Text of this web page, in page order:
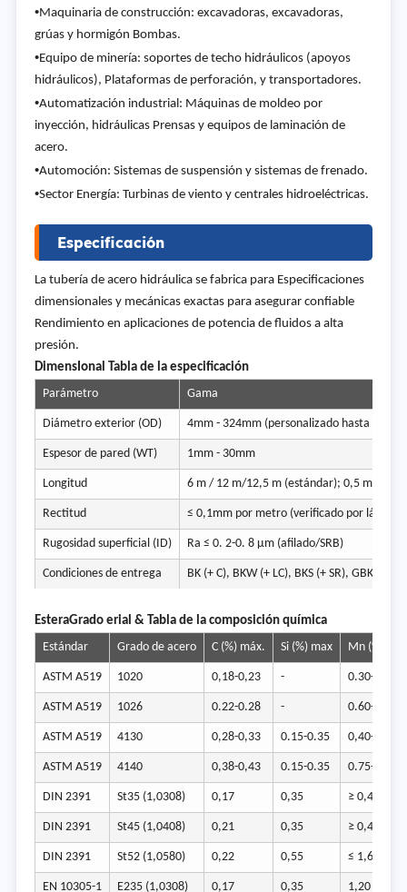
•Maquinaria de construcción: excavadoras, excavadoras,
grúas y hormigón Bombas.
•Equipo de minería: soportes de techo hidráulicos (apoyos
hidráulicos), Plataformas de perforación, y transportadores.
•Automatización industrial: Máquinas de moldeo por
inyección, hidráulicas Prensas y equipos de laminación de
acero.
•Automoción: Sistemas de suspensión y sistemas de frenado.
•Sector Energía: Turbinas de viento y centrales hidroeléctricas.
Especificación
La tubería de acero hidráulica se fabrica para Especificaciones
dimensionales y mecánicas exactas para asegurar confiable
Rendimiento en aplicaciones de potencia de fluidos a alta
presión.
DimensIonal Tabla de la especificación
Parámetro
Gama
Diámetro exterior (OD) 4mm - 324mm (personalizado hasta
Espesor de pared (WT) 1mm - 30mm
Longitud 6 m / 12 m/12,5 m (estándar); 0,5 m - 18
Rectitud ≤ 0,1mm por metro (verificado por láser)
Rugosidad superficial (ID) Ra ≤ 0. 2-0. 8 µm (afilado/SRB)
Condiciones de entrega BK (+ C), BKW (+ LC), BKS (+ SR), GBK (+
EsteraGrado erial & Tabla de la composición química
Estándar
Grado de acero C (%) máx. Si (%) max Mn (%)
ASTM A519 1020 0,18-0,23 - 0.30-0.60
ASTM A519 1026 0.22-0.28 - 0.60-0.90
ASTM A519 4130 0,28-0,33 0.15-0.35 0,40-0,60
ASTM A519 4140 0,38-0,43 0.15-0.35 0.75-1.00
DIN 2391 St35 (1,0308) 0,17 0,35 ≥ 0,40
DIN 2391 St45 (1,0408) 0,21 0,35 ≥ 0,40
DIN 2391 St52 (1,0580) 0,22 0,55 ≤ 1,60
EN 10305-1 E235 (1,0308) 0,17 0,35 1,20